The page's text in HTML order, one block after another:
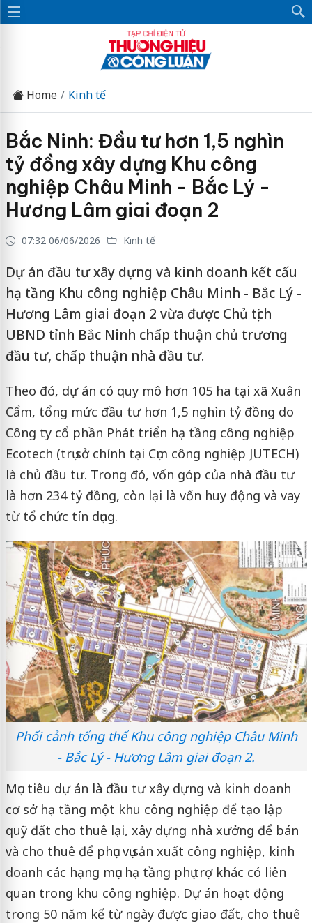
Home Kinh tế
Bắc Ninh: Đầu tư hơn 1,5 nghìn
tỷ đồng xây dựng Khu công
nghiệp Châu Minh - Bắc Lý -
Hương Lâm giai đoạn 2
07:32 06/06/2026 Kinh tế
Dự án đầu tư xây dựng và kinh doanh kết cấu
hạ tầng Khu công nghiệp Châu Minh - Bắc Lý -
Hương Lâm giai đoạn 2 vừa được Chủ tịch
UBND tỉnh Bắc Ninh chấp thuận chủ trương
đầu tư, chấp thuận nhà đầu tư.
Theo đó, dự án có quy mô hơn 105 ha tại xã Xuân
Cẩm, tổng mức đầu tư hơn 1,5 nghìn tỷ đồng do
Công ty cổ phần Phát triển hạ tầng công nghiệp
Ecotech (trụ sở chính tại Cụm công nghiệp JUTECH)
là chủ đầu tư. Trong đó, vốn góp của nhà đầu tư
là hơn 234 tỷ đồng, còn lại là vốn huy động và vay
từ tổ chức tín dụng.
Phối cảnh tổng thể Khu công nghiệp Châu Minh
- Bắc Lý - Hương Lâm giai đoạn 2.
Mục tiêu dự án là đầu tư xây dựng và kinh doanh
cơ sở hạ tầng một khu công nghiệp để tạo lập
quỹ đất cho thuê lại, xây dựng nhà xưởng để bán
và cho thuê để phục vụ sản xuất công nghiệp, kinh
doanh các hạng mục hạ tầng phụ trợ khác có liên
quan trong khu công nghiệp. Dự án hoạt động
trong 50 năm kể từ ngày được giao đất, cho thuê